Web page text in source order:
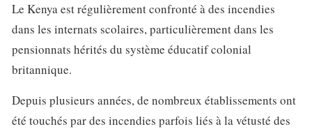
Le Kenya est régulièrement confronté à des incendies
dans les internats scolaires, particulièrement dans les
pensionnats hérités du système éducatif colonial
britannique.
Depuis plusieurs années, de nombreux établissements ont
été touchés par des incendies parfois liés à la vétusté des